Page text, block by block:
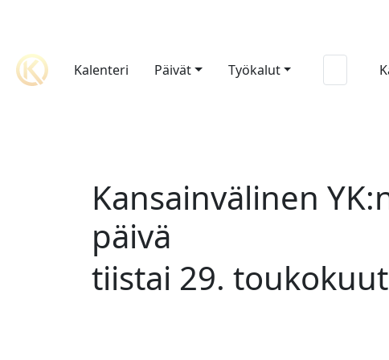
Kalenteri Päivät Työkalut
Kansainvälinen
päivä
tiistai 29.